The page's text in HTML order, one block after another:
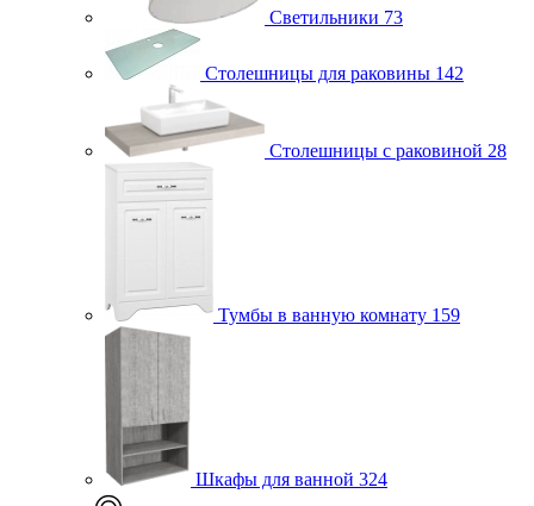
Светильники 73
Столешницы для раковины 142
Столешницы с раковиной 28
Тумбы в ванную комнату 159
Шкафы для ванной 324